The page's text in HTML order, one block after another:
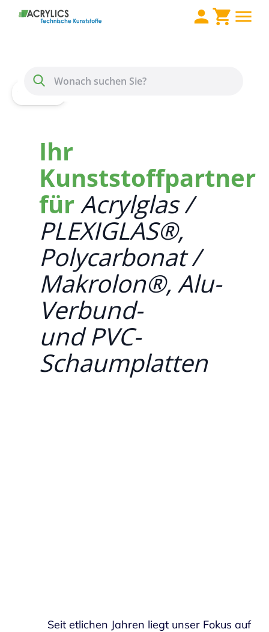
Direkt zum Inhalt
Menü
Ihr
Kunststoffpartner
fürAcrylglas /
PLEXIGLAS®,
Polycarbonat /
Makrolon®, Alu-
Verbund-
und PVC-
Schaumplatten
Seit etlichen Jahren liegt unser Fokus auf